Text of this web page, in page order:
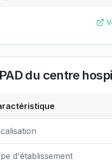
du centre
d'établissement